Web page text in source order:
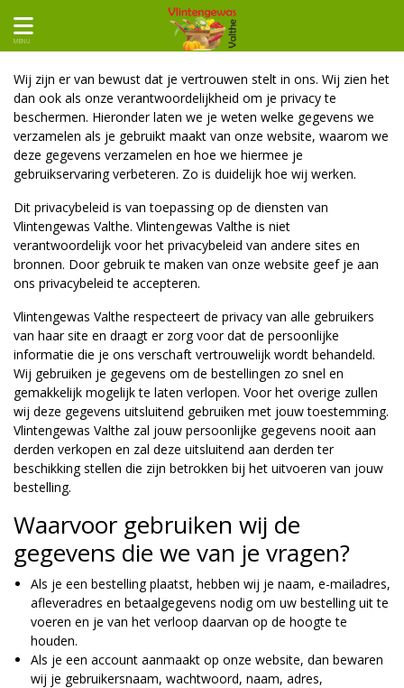
MENU
Wij zijn er van bewust dat je vertrouwen stelt in ons. Wij zien het
dan ook als onze verantwoordelijkheid om je privacy te
beschermen. Hieronder laten we je weten welke gegevens we
verzamelen als je gebruikt maakt van onze website, waarom we
deze gegevens verzamelen en hoe we hiermee je
gebruikservaring verbeteren. Zo is duidelijk hoe wij werken.
Dit privacybeleid is van toepassing op de diensten van
Vlintengewas Valthe. Vlintengewas Valthe is niet
verantwoordelijk voor het privacybeleid van andere sites en
bronnen. Door gebruik te maken van onze website geef je aan
ons privacybeleid te accepteren.
Vlintengewas Valthe respecteert de privacy van alle gebruikers
van haar site en draagt er zorg voor dat de persoonlijke
informatie die je ons verschaft vertrouwelijk wordt behandeld.
Wij gebruiken je gegevens om de bestellingen zo snel en
gemakkelijk mogelijk te laten verlopen. Voor het overige zullen
wij deze gegevens uitsluitend gebruiken met jouw toestemming.
Vlintengewas Valthe zal jouw persoonlijke gegevens nooit aan
derden verkopen en zal deze uitsluitend aan derden ter
beschikking stellen die zijn betrokken bij het uitvoeren van jouw
bestelling.
Waarvoor gebruiken wij de
gegevens die we van je vragen?
Als je een bestelling plaatst, hebben wij je naam, e-mailadres,
afleveradres en betaalgegevens nodig om uw bestelling uit te
voeren en je van het verloop daarvan op de hoogte te
houden.
Als je een account aanmaakt op onze website, dan bewaren
wij je gebruikersnaam, wachtwoord, naam, adres,